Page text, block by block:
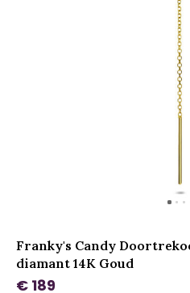
Franky's Candy
diamant 14K Goud
€ 189